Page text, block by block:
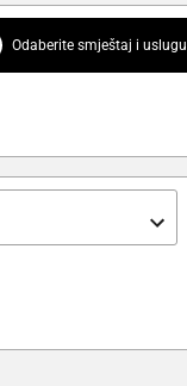
Odaberite smještaj i uslugu